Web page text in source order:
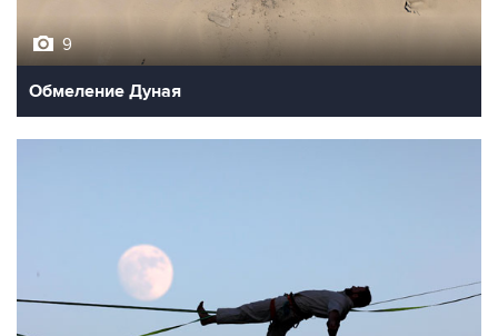
9
Обмеление Дуная